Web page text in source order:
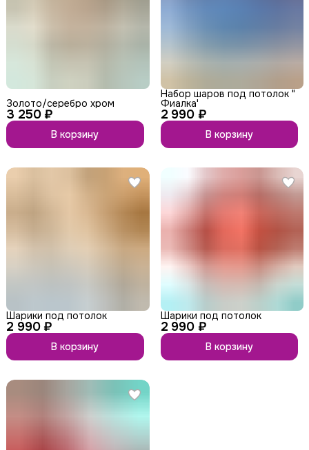
3 250 ₽
Золото/серебро хром
В корзину
2 990 ₽
Набор шаров под потолок "
Фиалка'
В корзину
2 990 ₽
Шарики под потолок
В корзину
2 990 ₽
Шарики под потолок
В корзину